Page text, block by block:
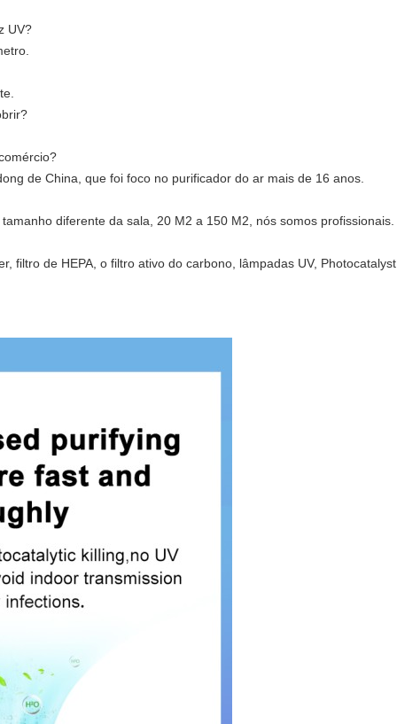
UV?
de China, que foi foco no purificador do ar mais de 16 anos.
diferente da sala, 20 M2 a 150 M2, nós somos profissionais.
filtro de HEPA, o filtro ativo do carbono, lâmpadas UV,